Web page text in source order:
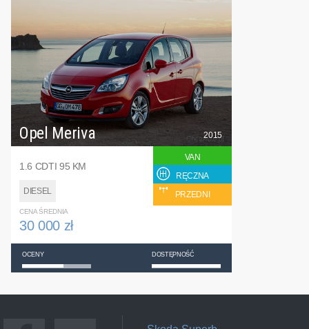
Opel Meriva
1.6 CDTI 95 KM
DIESEL
2015
VAN
RĘCZNA
PRZEDNI
CENA ŚREDNIA
30 000 zł
OCENY DOSTĘPNOŚĆ